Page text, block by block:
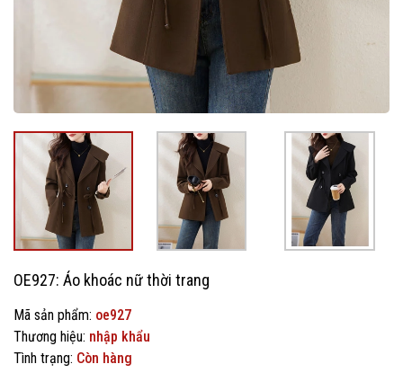
OE927: Áo khoác nữ thời trang
Mã sản phẩm: oe927
Thương hiệu: nhập khẩu
Tình trạng: Còn hàng